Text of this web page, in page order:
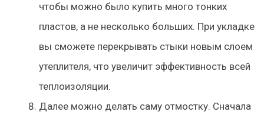
чтобы можно было купить много тонких
пластов, а не несколько больших. При укладке
вы сможете перекрывать стыки новым слоем
утеплителя, что увеличит эффективность всей
теплоизоляции.
Далее можно делать саму отмостку. Сначала